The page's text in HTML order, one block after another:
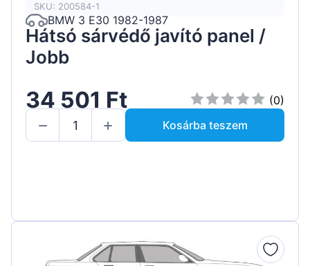
SKU: 200584-1
BMW 3 E30 1982-1987
Hátsó sárvédő javító panel /
Jobb
34 501 Ft
(0)
Kosárba teszem